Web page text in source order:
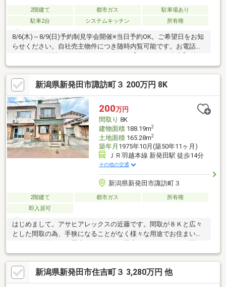
2階建て 都市ガス
駐車場あり
駐車2台
システムキッチン 所有権
8/6(木)～8/9(日)予約制見学会開催※当日予約OK。ご希望日をお知
らせください。自社売主物件につき随時内覧可能です。お電話か
メールでご希望日をお知らせください。【リフォーム内容】●標
準シロアリ防除工事、クリーニング、鍵交換、雨漏り点検、設備
点検●内装クロス張替え、照明交換、キッチン・ユニットバス・
トイレ・洗面台新品交換、畳表替え、クリーニング等●外装外壁
全面塗装、駐車場拡張【おすすめポイント】・雨漏り、構造上主
要な部分の欠陥や・腐食、給排水管の故障や漏水についてお引渡
しより２年間保証・シロアリ防除工事施工後5年間保証
新潟県新発田市諏訪町３ 200万円 8K
200万円
間取り 8K
建物面積188.19m2
土地面積165.28m2
築年月 1975年10月(築50年11ヶ月)
ＪＲ羽越本線 新発田駅 徒歩14分
その他の交通
新潟県新発田市諏訪町３
2階建て 都市ガス
所有権
即入居可
はじめまして。アサヒアレックスの近藤です。間取が８Ｋと広々
とした間取の為、手狭になることがなく様々な用途でお住まいい
バーベキューを楽しんだり、夜の晩酌に屋上を使ったり、、様々
な楽しみ方ができます。また簡易的にリフォームをしたい、そん
なご相談も弊社で一括でお手伝いをさせていただきます。ハウス
メーカーの不動産部だからこそできるトータルライフサポート
新潟県新発田市住吉町３ 3,280万円 他